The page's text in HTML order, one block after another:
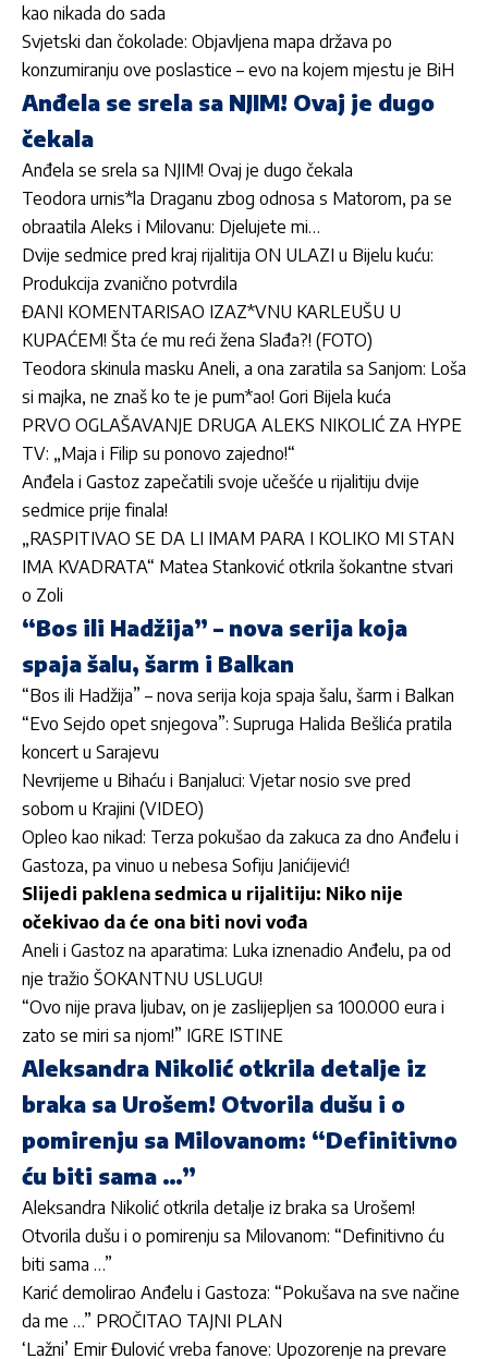
kao nikada do sada
Svjetski dan čokolade: Objavljena mapa država po
konzumiranju ove poslastice – evo na kojem mjestu je BiH
Anđela se srela sa NJIM! Ovaj je dugo
čekala
Anđela se srela sa NJIM! Ovaj je dugo čekala
Teodora urnis*la Draganu zbog odnosa s Matorom, pa se
obraatila Aleks i Milovanu: Djelujete mi…
Dvije sedmice pred kraj rijalitija ON ULAZI u Bijelu kuću:
Produkcija zvanično potvrdila
ĐANI KOMENTARISAO IZAZ*VNU KARLEUŠU U
KUPAĆEM! Šta će mu reći žena Slađa?! (FOTO)
Teodora skinula masku Aneli, a ona zaratila sa Sanjom: Loša
si majka, ne znaš ko te je pum*ao! Gori Bijela kuća
PRVO OGLAŠAVANJE DRUGA ALEKS NIKOLIĆ ZA HYPE
TV: „Maja i Filip su ponovo zajedno!“
Anđela i Gastoz zapečatili svoje učešće u rijalitiju dvije
sedmice prije finala!
„RASPITIVAO SE DA LI IMAM PARA I KOLIKO MI STAN
IMA KVADRATA“ Matea Stanković otkrila šokantne stvari
o Zoli
“Bos ili Hadžija” – nova serija koja
spaja šalu, šarm i Balkan
“Bos ili Hadžija” – nova serija koja spaja šalu, šarm i Balkan
“Evo Sejdo opet snjegova”: Supruga Halida Bešlića pratila
koncert u Sarajevu
Nevrijeme u Bihaću i Banjaluci: Vjetar nosio sve pred
sobom u Krajini (VIDEO)
Opleo kao nikad: Terza pokušao da zakuca za dno Anđelu i
Gastoza, pa vinuo u nebesa Sofiju Janićijević!
Slijedi paklena sedmica u rijalitiju: Niko nije
očekivao da će ona biti novi vođa
Aneli i Gastoz na aparatima: Luka iznenadio Anđelu, pa od
nje tražio ŠOKANTNU USLUGU!
“Ovo nije prava ljubav, on je zaslijepljen sa 100.000 eura i
zato se miri sa njom!” IGRE ISTINE
Aleksandra Nikolić otkrila detalje iz
braka sa Urošem! Otvorila dušu i o
pomirenju sa Milovanom: “Definitivno
ću biti sama …”
Aleksandra Nikolić otkrila detalje iz braka sa Urošem!
Otvorila dušu i o pomirenju sa Milovanom: “Definitivno ću
biti sama …”
Karić demolirao Anđelu i Gastoza: “Pokušava na sve načine
da me …” PROČITAO TAJNI PLAN
‘Lažni’ Emir Đulović vreba fanove: Upozorenje na prevare